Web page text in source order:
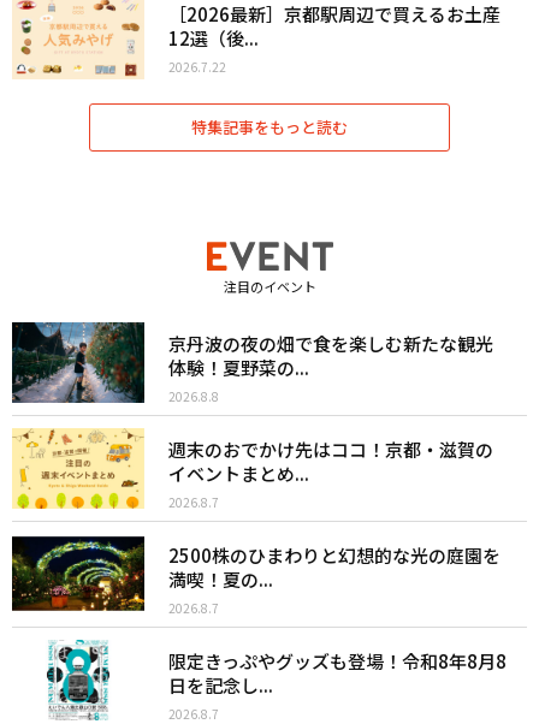
［2026最新］京都駅周辺で買えるお土産
12選（後...
2026.7.22
特集記事をもっと読む
注目のイベント
京丹波の夜の畑で食を楽しむ新たな観光
体験！夏野菜の...
2026.8.8
週末のおでかけ先はココ！京都・滋賀の
イベントまとめ...
2026.8.7
2500株のひまわりと幻想的な光の庭園を
満喫！夏の...
2026.8.7
限定きっぷやグッズも登場！令和8年8月8
日を記念し...
2026.8.7